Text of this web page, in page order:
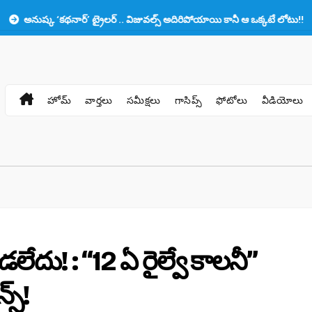
‘కథనార్’ ట్రైలర్ .. విజువల్స్ అదిరిపోయాయి కానీ ఆ ఒక్కటే లోటు!!
హోమ్ వార్తలు సమీక్షలు గాసిప్స్ ఫోటోలు వీడియోలు
: “12 ఏ రైల్వే కాలనీ”